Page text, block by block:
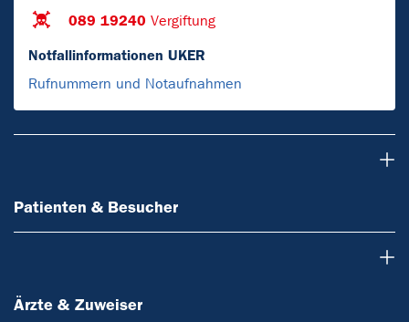
089 19240 Vergiftung
Notfallinformationen UKER
Rufnummern und Notaufnahmen
Patienten & Besucher
Ärzte & Zuweiser